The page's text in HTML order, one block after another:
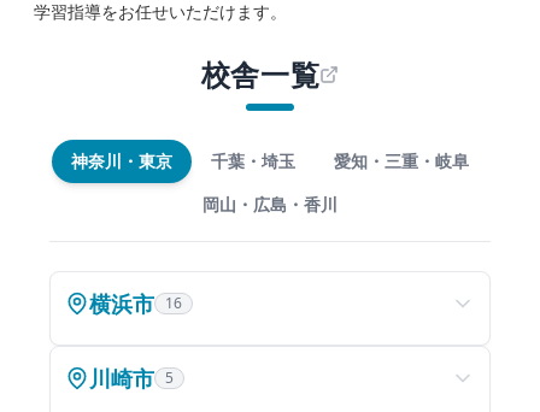
学習指導をお任せいただけます。
校舎一覧
神奈川・東京 千葉・埼玉
愛知・三重・岐阜
岡山・広島・香川
横浜市 16
川崎市 5